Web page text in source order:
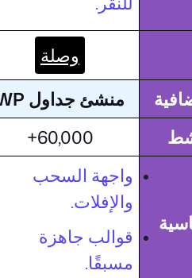
وصلة
منشئ جداول WP
60,000+
واجهة السحب
والإفلات.
قوالب جاهزة
مسبقًا.